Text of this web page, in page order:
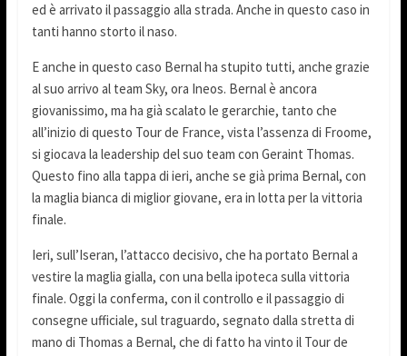
ed è arrivato il passaggio alla strada. Anche in questo caso in
tanti hanno storto il naso.
E anche in questo caso Bernal ha stupito tutti, anche grazie
al suo arrivo al team Sky, ora Ineos. Bernal è ancora
giovanissimo, ma ha già scalato le gerarchie, tanto che
all’inizio di questo Tour de France, vista l’assenza di Froome,
si giocava la leadership del suo team con Geraint Thomas.
Questo fino alla tappa di ieri, anche se già prima Bernal, con
la maglia bianca di miglior giovane, era in lotta per la vittoria
finale.
Ieri, sull’Iseran, l’attacco decisivo, che ha portato Bernal a
vestire la maglia gialla, con una bella ipoteca sulla vittoria
finale. Oggi la conferma, con il controllo e il passaggio di
consegne ufficiale, sul traguardo, segnato dalla stretta di
mano di Thomas a Bernal, che di fatto ha vinto il Tour de